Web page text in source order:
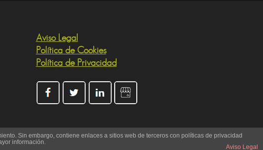
Aviso Legal
Política de Cookies
Política de Privacidad
Sin embargo, contiene enlaces a sitios web de terceros con políticas de privacidad
información.
Aviso Legal